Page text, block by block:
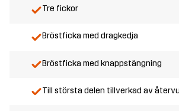
Tre fickor
Bröstficka med dragkedja
Bröstficka med knappstängning
Till största delen tillverkad av